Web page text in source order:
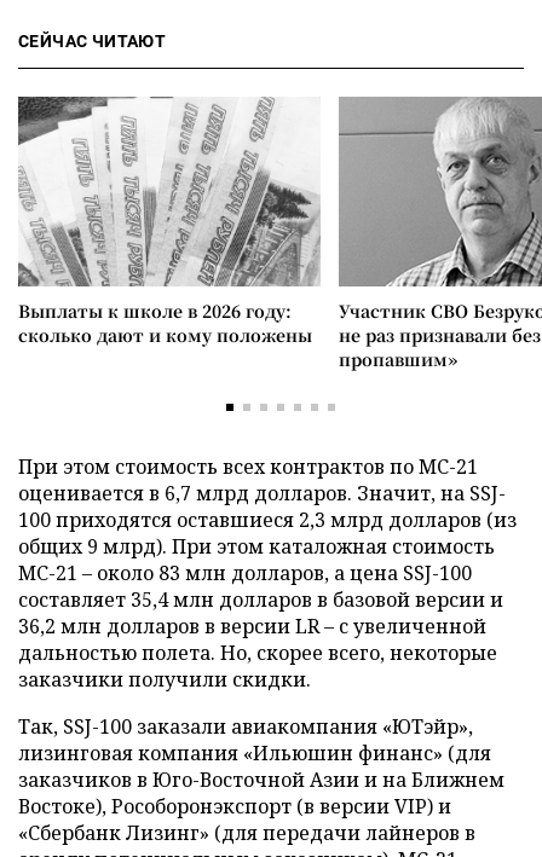
СЕЙЧАС ЧИТАЮТ
Выплаты к школе в 2026 году:
сколько дают и кому положены
Участник СВО
не раз признавали
пропавшим»
При этом стоимость всех контрактов по МС-21
оценивается в 6,7 млрд долларов. Значит, на SSJ-
100 приходятся оставшиеся 2,3 млрд долларов (из
общих 9 млрд). При этом каталожная стоимость
МС-21 – около 83 млн долларов, а цена SSJ-100
составляет 35,4 млн долларов в базовой версии и
36,2 млн долларов в версии LR – с увеличенной
дальностью полета. Но, скорее всего, некоторые
заказчики получили скидки.
Так, SSJ-100 заказали авиакомпания «ЮТэйр»,
лизинговая компания «Ильюшин финанс» (для
заказчиков в Юго-Восточной Азии и на Ближнем
Востоке), Рособоронэкспорт (в версии VIP) и
«Сбербанк Лизинг» (для передачи лайнеров в